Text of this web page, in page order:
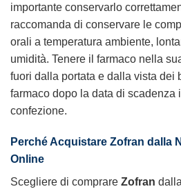
importante conservarlo
raccomanda di conservare le
orali a temperatura ambiente,
umidità. Tenere il farmaco nella
fuori dalla portata e dalla vista dei
farmaco dopo la data di scadenza
confezione.
Perché Acquistare Zofran dalla
Online
Scegliere di comprare Zofran